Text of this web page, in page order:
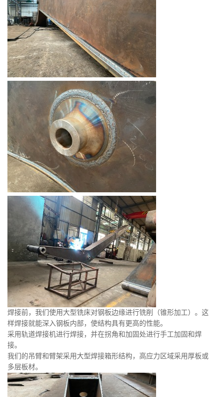
焊接前，我们使用大型铣床对钢板边缘进行铣削（锥形加工）。这
样焊接就能深入钢板内部，使结构具有更高的性能。
采用轨道焊接机进行焊接，并在拐角和加固处进行手工加固和焊
接。
我们的吊臂和臂架采用大型焊接箱形结构，高应力区域采用厚板或
多层板材。